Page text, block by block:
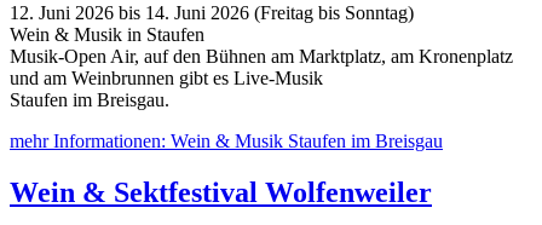
12. Juni 2026 bis 14. Juni 2026 (Freitag bis Sonntag)
Wein & Musik in Staufen
Musik-Open Air, auf den Bühnen am Marktplatz, am Kronenplatz
und am Weinbrunnen gibt es Live-Musik
Staufen im Breisgau.
mehr Informationen: Wein & Musik Staufen im Breisgau
Wein & Sektfestival Wolfenweiler